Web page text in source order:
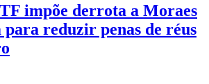
impõe derrota a Moraes
para reduzir penas de réus